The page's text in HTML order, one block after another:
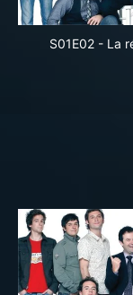
S01E02- La